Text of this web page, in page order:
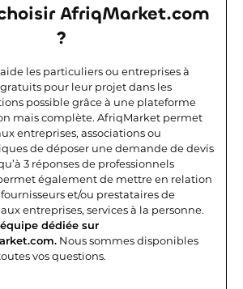
AfriqMarket.com
?
les particuliers ou entreprises à
pour leur projet dans les
possible grâce à une plateforme
mais complète. AfriqMarket permet
entreprises, associations ou
de déposer une demande de devis
3 réponses de professionnels
également de mettre en relation
et/ou prestataires de
entreprises, services à la personne.
dédiée sur
Nous sommes disponibles
vos questions.